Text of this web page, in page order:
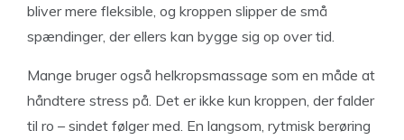
bliver mere fleksible, og kroppen slipper de små
spændinger, der ellers kan bygge sig op over tid.
Mange bruger også helkropsmassage som en måde at
håndtere stress på. Det er ikke kun kroppen, der falder
til ro – sindet følger med. En langsom, rytmisk berøring